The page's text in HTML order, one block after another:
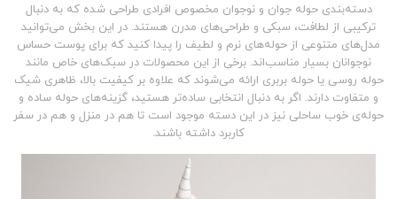
دسته‌بندیحوله جوان و نوجوان مخصوص افرادی طراحی شده که به دنبال
ترکیبی از لطافت، سبکی و طراحی‌های مدرن هستند. در این بخش می‌توانید
مدل‌های متنوعی از حوله‌های نرم و لطیف را پیدا کنید که برای پوست حساس
نوجوانان بسیار مناسب‌اند. برخی از این محصولات در سبک‌های خاص مانند
حوله روسی یاحوله بربری ارائه می‌شوند که علاوه بر کیفیت بالا، ظاهری شیک
و متفاوت دارند. اگر به دنبال انتخابی ساده‌تر هستید، گزینه‌های حوله ساده و
حوله‌ی خوب ساحلی نیز در این دسته موجود است تا هم در منزل و هم در سفر
کاربرد داشته باشند.